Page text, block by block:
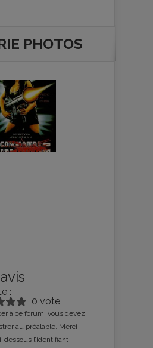
PHOTOS
:
0 vote
à ce forum, vous devez
au préalable. Merci
dessous l’identifiant